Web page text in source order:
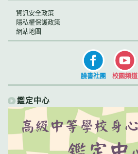
資訊安全政策
隱私權保護政策
網站地圖
臉書社團 校園頻道
鑑定中心